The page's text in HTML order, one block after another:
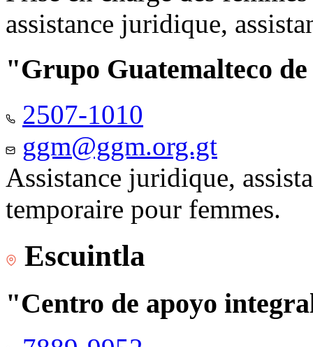
assistance juridique,
"Grupo Guatemalteco
2507-1010
ggm@ggm.org.gt
Assistance juridique,
temporaire pour femmes.
Escuintla
"Centro de apoyo